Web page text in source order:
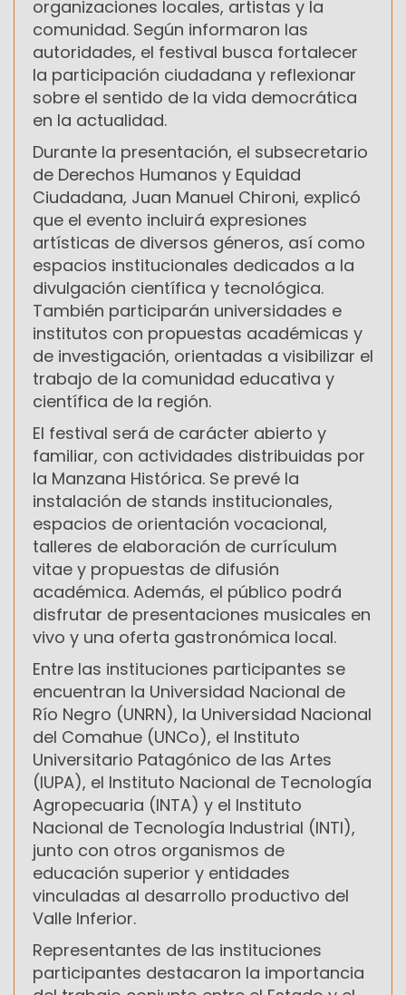
organizaciones locales, artistas y la
comunidad. Según informaron las
autoridades, el festival busca fortalecer
la participación ciudadana y reflexionar
sobre el sentido de la vida democrática
en la actualidad.
Durante la presentación, el subsecretario
de Derechos Humanos y Equidad
Ciudadana, Juan Manuel Chironi, explicó
que el evento incluirá expresiones
artísticas de diversos géneros, así como
espacios institucionales dedicados a la
divulgación científica y tecnológica.
También participarán universidades e
institutos con propuestas académicas y
de investigación, orientadas a visibilizar el
trabajo de la comunidad educativa y
científica de la región.
El festival será de carácter abierto y
familiar, con actividades distribuidas por
la Manzana Histórica. Se prevé la
instalación de stands institucionales,
espacios de orientación vocacional,
talleres de elaboración de currículum
vitae y propuestas de difusión
académica. Además, el público podrá
disfrutar de presentaciones musicales en
vivo y una oferta gastronómica local.
Entre las instituciones participantes se
encuentran la Universidad Nacional de
Río Negro (UNRN), la Universidad Nacional
del Comahue (UNCo), el Instituto
Universitario Patagónico de las Artes
(IUPA), el Instituto Nacional de Tecnología
Agropecuaria (INTA) y el Instituto
Nacional de Tecnología Industrial (INTI),
junto con otros organismos de
educación superior y entidades
vinculadas al desarrollo productivo del
Valle Inferior.
Representantes de las instituciones
participantes destacaron la importancia